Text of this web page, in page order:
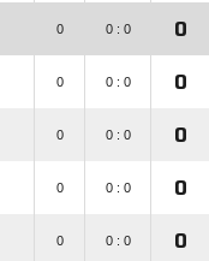
0 0 : 0 0
0 0 : 0 0
0 0 : 0 0
0 0 : 0 0
0 0 : 0 0